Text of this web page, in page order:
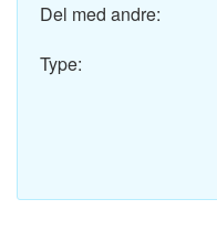
Del med andre:
Type: